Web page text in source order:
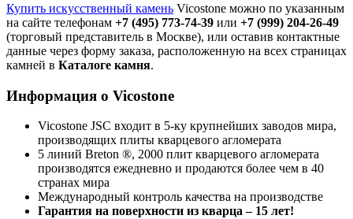
Купить искусственный камень Vicostone можно по указанным
на сайте телефонам +7 (495) 773-74-39 или +7 (999) 204-26-49
(торговый представитель в Москве), или оставив контактные
данные через форму заказа, расположенную на всех страницах
камней в Каталоге камня.
Информация о Vicostone
Vicostone JSC входит в 5-ку крупнейших заводов мира,
производящих плиты кварцевого агломерата
5 линий Breton ®, 2000 плит кварцевого агломерата
производятся ежедневно и продаются более чем в 40
странах мира
Международный контроль качества на производстве
Гарантия на поверхности из кварца – 15 лет!